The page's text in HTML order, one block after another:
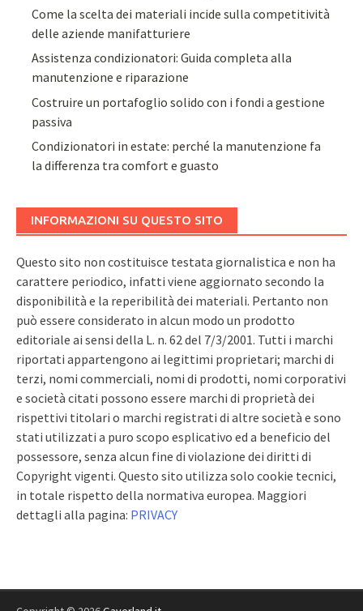
Come la scelta dei materiali incide sulla competitività
delle aziende manifatturiere
Assistenza condizionatori: Guida completa alla
manutenzione e riparazione
Costruire un portafoglio solido con i fondi a gestione
passiva
Condizionatori in estate: perché la manutenzione fa
la differenza tra comfort e guasto
INFORMAZIONI SU QUESTO SITO
Questo sito non costituisce testata giornalistica e non ha
carattere periodico, infatti viene aggiornato secondo la
disponibilità e la reperibilità dei materiali. Pertanto non
può essere considerato in alcun modo un prodotto
editoriale ai sensi della L. n. 62 del 7/3/2001. Tutti i marchi
riportati appartengono ai legittimi proprietari; marchi di
terzi, nomi commerciali, nomi di prodotti, nomi corporativi
e società citati possono essere marchi di proprietà dei
rispettivi titolari o marchi registrati di altre società e sono
stati utilizzati a puro scopo esplicativo ed a beneficio del
possessore, senza alcun fine di violazione dei diritti di
Copyright vigenti. Questo sito utilizza solo cookie tecnici,
in totale rispetto della normativa europea. Maggiori
dettagli alla pagina: PRIVACY